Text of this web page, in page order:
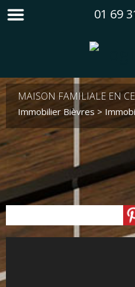
01 69
MAISON FAMILIALE EN
Immobilier Bièvres >